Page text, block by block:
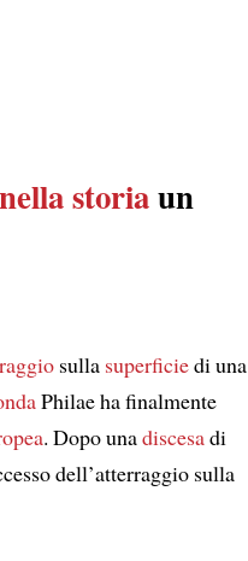
storiaun
sulla superficiedi una
Philae ha finalmente
. Dopo unadiscesadi
dell’atterraggio sulla